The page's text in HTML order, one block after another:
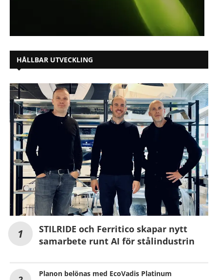
HÅLLBAR UTVECKLING
STILRIDE och Ferritico skapar nytt
samarbete runt AI för stålindustrin
Planon belönas med EcoVadis Platinum